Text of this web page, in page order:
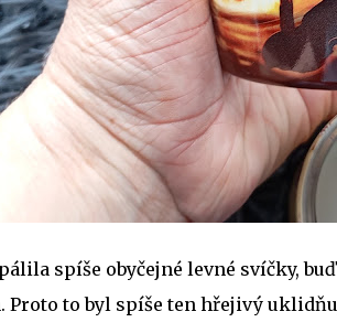
spíše obyčejné levné svíčky,
Proto to byl spíše ten hřejivý